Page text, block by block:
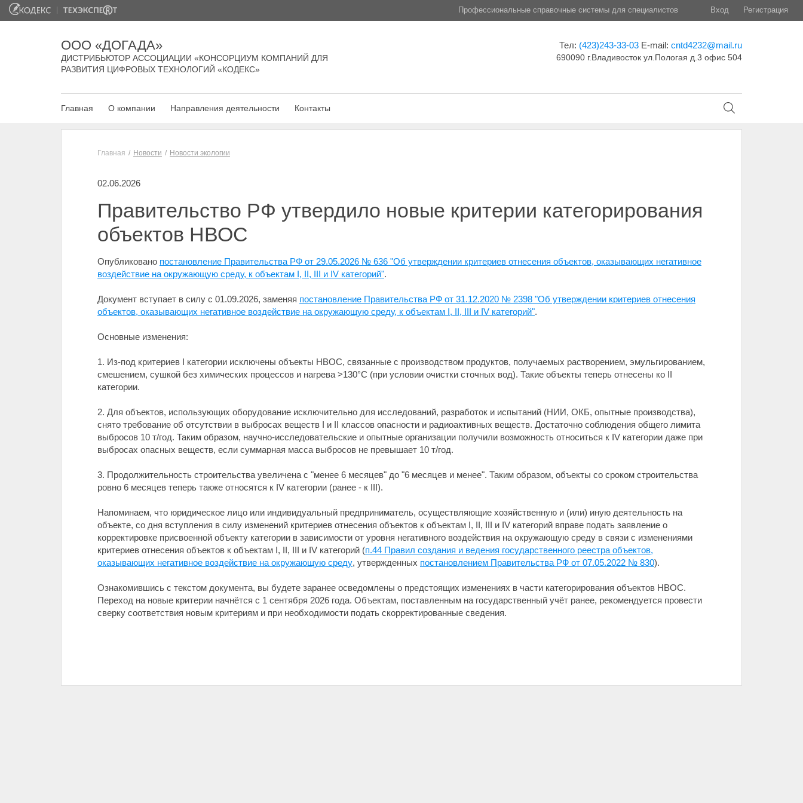
Профессиональные справочные системы для специалистов Вход Регистрация
ООО «ДОГАДА»
ДИСТРИБЬЮТОР АССОЦИАЦИИ «КОНСОРЦИУМ КОМПАНИЙ ДЛЯ
РАЗВИТИЯ ЦИФРОВЫХ ТЕХНОЛОГИЙ «КОДЕКС»
Тел: (423)243-33-03 E-mail: cntd4232@mail.ru
690090 г.Владивосток ул.Пологая д.3 офис 504
Главная О компании Направления деятельности Контакты
Главная Новости Новости экологии
02.06.2026
Правительство РФ утвердило новые критерии категорирования
объектов НВОС
Опубликовано постановление Правительства РФ от 29.05.2026 № 636 "Об утверждении критериев отнесения объектов, оказывающих негативное
воздействие на окружающую среду, к объектам I, II, III и IV категорий".
Документ вступает в силу с 01.09.2026, заменяя постановление Правительства РФ от 31.12.2020 № 2398 "Об утверждении критериев отнесения
объектов, оказывающих негативное воздействие на окружающую среду, к объектам I, II, III и IV категорий".
Основные изменения:
1. Из-под критериев I категории исключены объекты НВОС, связанные с производством продуктов, получаемых растворением, эмульгированием,
смешением, сушкой без химических процессов и нагрева >130°C (при условии очистки сточных вод). Такие объекты теперь отнесены ко II
категории.
2. Для объектов, использующих оборудование исключительно для исследований, разработок и испытаний (НИИ, ОКБ, опытные производства),
снято требование об отсутствии в выбросах веществ I и II классов опасности и радиоактивных веществ. Достаточно соблюдения общего лимита
выбросов 10 т/год. Таким образом, научно-исследовательские и опытные организации получили возможность относиться к IV категории даже при
выбросах опасных веществ, если суммарная масса выбросов не превышает 10 т/год.
3. Продолжительность строительства увеличена с "менее 6 месяцев" до "6 месяцев и менее". Таким образом, объекты со сроком строительства
ровно 6 месяцев теперь также относятся к IV категории (ранее - к III).
Напоминаем, что юридическое лицо или индивидуальный предприниматель, осуществляющие хозяйственную и (или) иную деятельность на
объекте, со дня вступления в силу изменений критериев отнесения объектов к объектам I, II, III и IV категорий вправе подать заявление о
корректировке присвоенной объекту категории в зависимости от уровня негативного воздействия на окружающую среду в связи с изменениями
критериев отнесения объектов к объектам I, II, III и IV категорий (п.44 Правил создания и ведения государственного реестра объектов,
оказывающих негативное воздействие на окружающую среду, утвержденных постановлением Правительства РФ от 07.05.2022 № 830).
Ознакомившись с текстом документа, вы будете заранее осведомлены о предстоящих изменениях в части категорирования объектов НВОС.
Переход на новые критерии начнётся с 1 сентября 2026 года. Объектам, поставленным на государственный учёт ранее, рекомендуется провести
сверку соответствия новым критериям и при необходимости подать скорректированные сведения.